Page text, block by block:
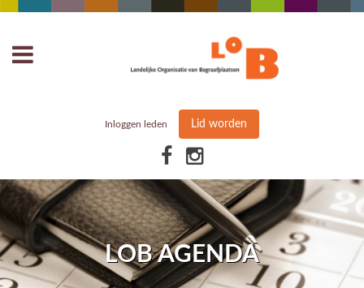
Inloggen leden Lid worden
LOB AGENDA